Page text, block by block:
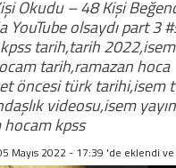
Okudu – 48 Kişi
YouTube olsaydı part 3
tarih,tarih
tarih,ramazan hoca
öncesi türk tarihi,isem
videosu,isem
kpss
Mayıs 2022 - 17:39 'de eklendi ve